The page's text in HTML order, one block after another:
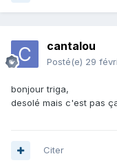
cantalou
Posté(e) 29
bonjour triga,
desolé mais c'est pas
Citer